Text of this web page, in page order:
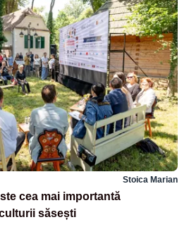
Stoica Marian
cea mai importantă
săsești